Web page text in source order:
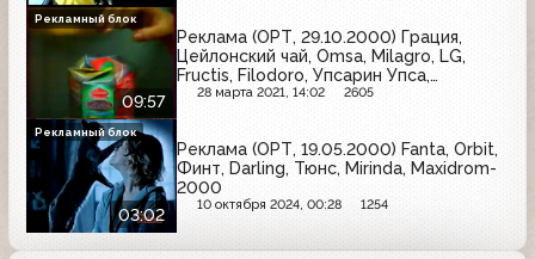
09:57
Реклама (ОРТ, 29.10.2000) Грация,
Цейлонский чай, Omsa, Milagro, LG,
Fructis, Filodoro, Упсарин Упса,
Ярославские краски, Garnier, Ahmad,
Пей сок, Europa Plus, Coldrex HotRem
28 марта 2021, 14:02 2605
Рекламный блок
03:02
Реклама (ОРТ, 19.05.2000) Fanta, Orbit,
Финт, Darling, Тюнс, Mirinda, Maxidrom-
2000
10 октября 2024, 00:28 1254
Рекламный блок